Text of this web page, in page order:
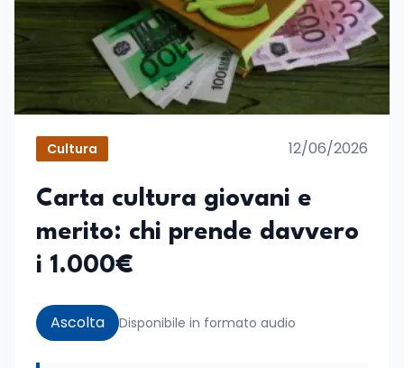
Cultura 12/06/2026
Carta cultura giovani e
merito: chi prende davvero
i 1.000€
Ascolta Disponibile in formato audio